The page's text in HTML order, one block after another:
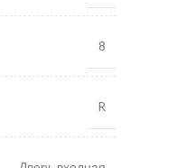
8
R